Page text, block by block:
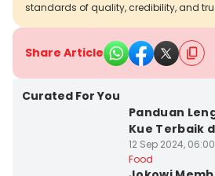
standards of quality, credibility, and
Share Article
Curated For You
Panduan
Kue Terbaik
12 Sep 2024,
Food